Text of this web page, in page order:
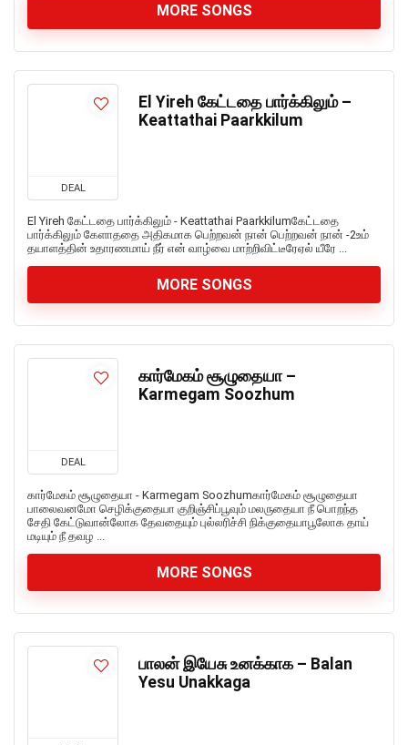
MORE SONGS
DEAL
El Yireh கேட்டதை பார்க்கிலும் –
Keattathai Paarkkilum
El Yireh கேட்டதை பார்க்கிலும் - Keattathai Paarkkilumகேட்டதை
பார்க்கிலும் கேளாததை அதிகமாக பெற்றவன் நான் பெற்றவன் நான் -2உம்
தயாளத்தின் உதாரணமாய் நீர் என் வாழ்வை மாற்றிவிட்டீரேஏல் யீரே ...
MORE SONGS
DEAL
கார்மேகம் சூழுதையா –
Karmegam Soozhum
கார்மேகம் சூழுதையா - Karmegam Soozhumகார்மேகம் சூழுதையா
பாலைவனமோ செழிக்குதையா குறிஞ்சிப்பூவும் மலருதையா நீ பொறந்த
சேதி கேட்டுவான்லோக தேவதையும் புல்லரிச்சி நிக்குதையாபூலோக தாய்
மடியும் நீ தவழ ...
MORE SONGS
பாலன் இயேசு உனக்காக – Balan
Yesu Unakkaga